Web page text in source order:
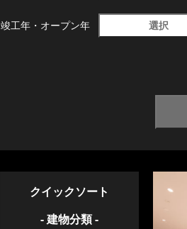
竣工年・ オープン年 選択
クイックソート
- 建物分類 -